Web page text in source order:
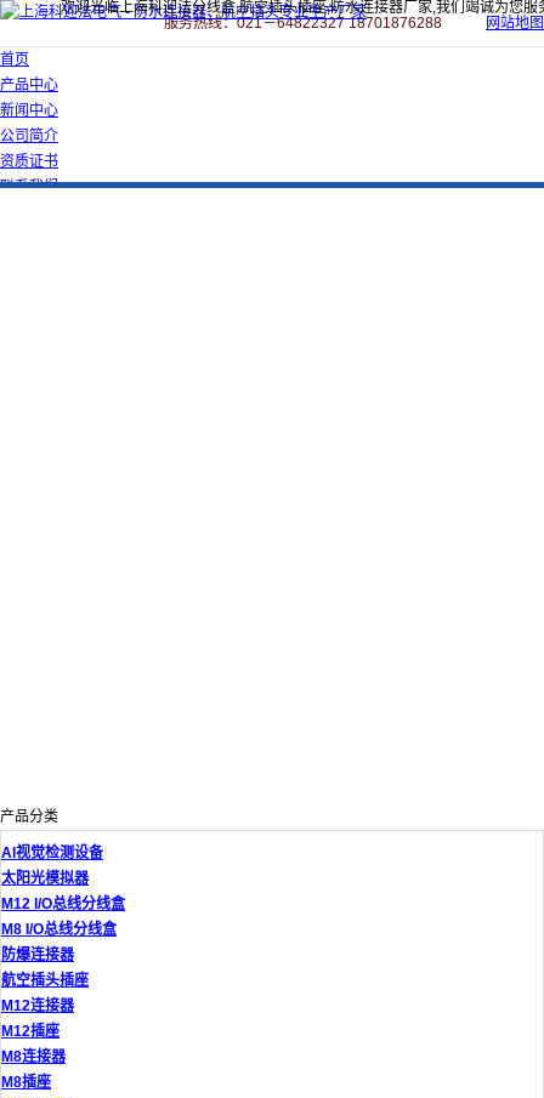
欢迎光临上海科迎法分线盒,航空插头插座,防水连接器厂家,我们竭诚为您服
服务热线：021－64822327 18701876288
网站地图
首页
产品中心
新闻中心
公司简介
资质证书
联系我们
产品分类
AI视觉检测设备
太阳光模拟器
M12 I/O总线分线盒
M8 I/O总线分线盒
防爆连接器
航空插头插座
M12连接器
M12插座
M8连接器
M8插座